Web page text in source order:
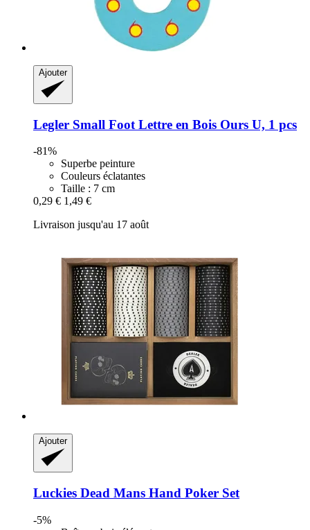
Ajouter
Legler Small Foot Lettre en Bois Ours U, 1 pcs
-81%
Superbe peinture
Couleurs éclatantes
Taille : 7 cm
0,29 € 1,49 €
Livraison jusqu'au 17 août
Ajouter
Luckies Dead Mans Hand Poker Set
-5%